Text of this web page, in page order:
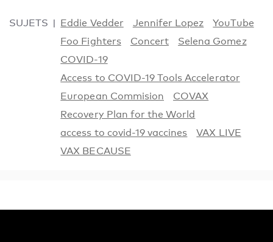
SUJETS Eddie Vedder Jennifer Lopez
YouTube
Foo Fighters
Concert
Selena Gomez
COVID-19
Access to COVID-19 Tools Accelerator
European Commision
COVAX
Recovery Plan for the World
access to covid-19 vaccines
VAX LIVE
VAX BECAUSE